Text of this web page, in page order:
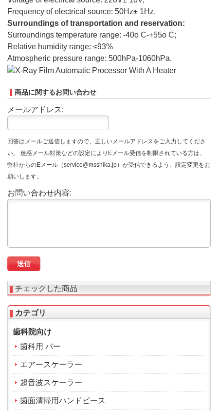
Frequency of electrical source: 50Hz± 1Hz.
Surroundings of transportation and reservation:
Surroundings temperature range: -40o C-+55o C;
Relative humidity range: ≤93%
Atmospheric pressure range: 500hPa-1060hPa.
商品に関するお問い合わせ
メールアドレス:
回答はメールご送信しますので、正しいメールアドレスをご入力してくださ
い。 迷惑メール対策などの設定によりEメール受信を制限されている方は、
弊社からのEメール（service@msshika.jp）が受信できるよう、設定変更をお
願いします。
お問い合わせ内容:
チェックした商品
カテゴリ
歯科院向け
歯科用 バー
エアースケーラー
超音波スケーラー
歯面清掃用ハンドピース